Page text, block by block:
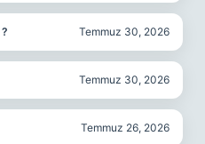
Temmuz 30, 2026
Temmuz 30, 2026
Temmuz 26, 2026